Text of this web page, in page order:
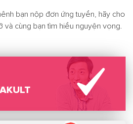
bạn nộp đơn ứng tuyển, hãy cho
và cùng bạn tìm hiểu nguyện vọng.